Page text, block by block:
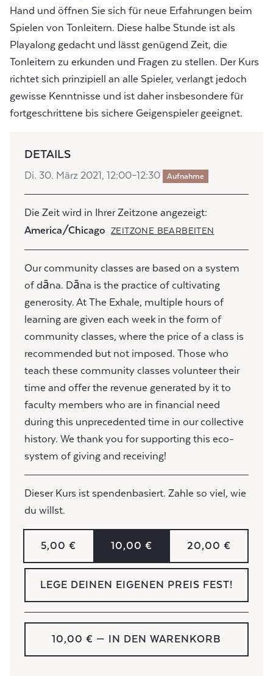
Hand und öffnen Sie sich für neue Erfahrungen beim
Spielen von Tonleitern. Diese halbe Stunde ist als
Playalong gedacht und lässt genügend Zeit, die
Tonleitern zu erkunden und Fragen zu stellen. Der Kurs
richtet sich prinzipiell an alle Spieler, verlangt jedoch
gewisse Kenntnisse und ist daher insbesondere für
fortgeschrittene bis sichere Geigenspieler geeignet.
DETAILS
Di. 30. März 2021, 12:00–12:30 Aufnahme
Die Zeit wird in Ihrer Zeitzone angezeigt:
America/Chicago
ZEITZONE BEARBEITEN
Our community classes are based on a system
of dāna. Dāna is the practice of cultivating
generosity. At The Exhale, multiple hours of
learning are given each week in the form of
community classes, where the price of a class is
recommended but not imposed. Those who
teach these community classes volunteer their
time and offer the revenue generated by it to
faculty members who are in financial need
during this unprecedented time in our collective
history. We thank you for supporting this eco-
system of giving and receiving!
Dieser Kurs ist spendenbasiert. Zahle so viel, wie
du willst.
5,00 € 10,00 € 20,00 €
LEGE DEINEN EIGENEN PREIS FEST!
10,00 € — IN DEN WARENKORB